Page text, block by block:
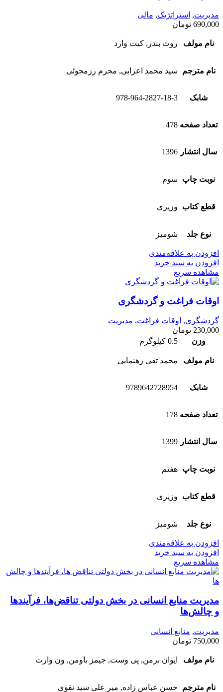
مدیریت, استراتژیک, مالی
690,000 تومان
نام مولف روث بندر, کیت وارد
نام مترجم سید محمد اعرابی, محرم رزمجوئی
شابک 978-964-2827-18-3
تعداد صفحه 478
سال انتشار 1396
نوبت چاپ سوم
قطع کتاب وزیری
نوع جلد شومیز
افزودن به علاقه‌مندی
افزودن به سبد خرید
مشاهده سریع
اوقات فراغت و گردشگری
گردشگری, اوقات فراغت, مدیریت
230,000 تومان
وزن
0.5 کیلوگرم
نام مولف محمد تقی رهنمایی
شابک 9789642728954
تعداد صفحه 178
سال انتشار 1399
نوبت چاپ هفتم
قطع کتاب وزیری
نوع جلد شومیز
افزودن به علاقه‌مندی
افزودن به سبد خرید
مشاهده سریع
مدیریت منابع انسانی در بخش دولتی تناقض‌ها، فرآیندها
و چالش‌ها
مدیریت, منابع انسانی
750,000 تومان
نام مولف ایوان برمن, پی وست, جیمز باومن, ون وارت
نام مترجم حسن عباس زاده, میر علی سید نقوی